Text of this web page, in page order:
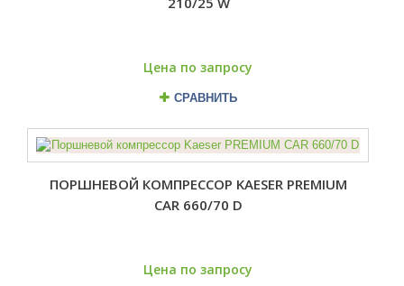
Цена по запросу
СРАВНИТЬ
ПОРШНЕВОЙ КОМПРЕССОР KAESER PREMIUM
CAR 660/70 D
Цена по запросу